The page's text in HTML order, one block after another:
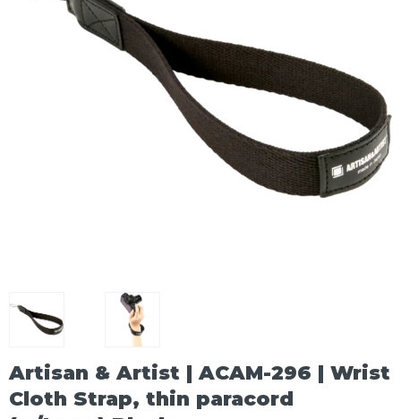
Artisan & Artist | ACAM-296 | Wrist
Cloth Strap, thin paracord